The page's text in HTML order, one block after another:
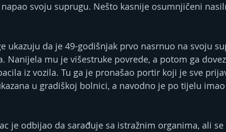
svoju suprugu. Nešto kasnije osumnjičeni
ukazuju da je 49-godišnjak prvo nasrnuo na svoju
Nanijela mu je višestruke povrede, a potom ga
iz vozila. Tu ga je pronašao portir koji je sve
u gradiškoj bolnici, a navodno je po tijelu
je odbijao da sarađuje sa istražnim organima, ali